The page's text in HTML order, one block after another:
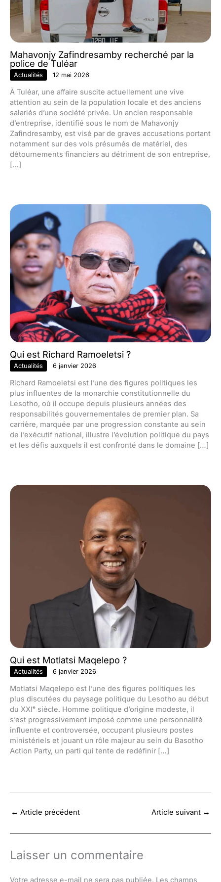
Mahavonjy Zafindresamby recherché par la
police de Tuléar
Actualités 12 mai 2026
À Tuléar, une affaire suscite actuellement une vive
attention au sein de la population locale et des anciens
salariés d’une société privée. Un ancien responsable
d’entreprise, identifié sous le nom de Mahavonjy
Zafindresamby, est visé par de graves accusations portant
notamment sur des vols présumés de matériel, des
détournements financiers au détriment de son entreprise,
[…]
Qui est Richard Ramoeletsi ?
Actualités 6 janvier 2026
Richard Ramoeletsi est l’une des figures politiques les
plus influentes de la monarchie constitutionnelle du
Lesotho, où il occupe depuis plusieurs années des
responsabilités gouvernementales de premier plan. Sa
carrière, marquée par une progression constante au sein
de l’exécutif national, illustre l’évolution politique du pays
et les défis auxquels il est confronté dans le domaine […]
Qui est Motlatsi Maqelepo ?
Actualités 6 janvier 2026
Motlatsi Maqelepo est l’une des figures politiques les
plus discutées du paysage politique du Lesotho au début
du XXIᵉ siècle. Homme politique d’origine modeste, il
s’est progressivement imposé comme une personnalité
influente et controversée, occupant plusieurs postes
ministériels et jouant un rôle majeur au sein du Basotho
Action Party, un parti qui tente de redéfinir […]
← Article précédent Article suivant →
Laisser un commentaire
Votre adresse e-mail ne sera pas publiée. Les champs